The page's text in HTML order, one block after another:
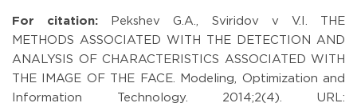
For citation: Pekshev G.A., Sviridov v V.I. THE
METHODS ASSOCIATED WITH THE DETECTION AND
ANALYSIS OF CHARACTERISTICS ASSOCIATED WITH
THE IMAGE OF THE FACE. Modeling, Optimization and
Information Technology. 2014;2(4). URL: